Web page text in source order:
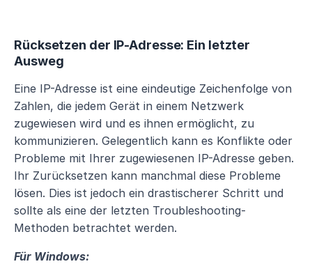
Rücksetzen der IP-Adresse: Ein letzter
Ausweg
Eine IP-Adresse ist eine eindeutige Zeichenfolge von
Zahlen, die jedem Gerät in einem Netzwerk
zugewiesen wird und es ihnen ermöglicht, zu
kommunizieren. Gelegentlich kann es Konflikte oder
Probleme mit Ihrer zugewiesenen IP-Adresse geben.
Ihr Zurücksetzen kann manchmal diese Probleme
lösen. Dies ist jedoch ein drastischerer Schritt und
sollte als eine der letzten Troubleshooting-
Methoden betrachtet werden.
Für Windows: